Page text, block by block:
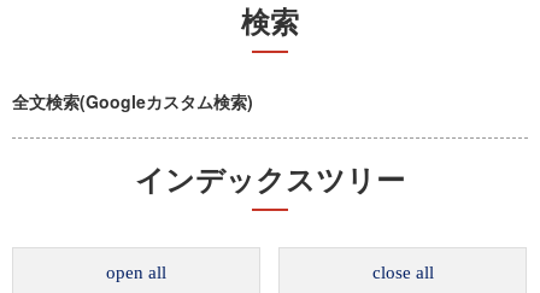
検索
全文検索(Googleカスタム検索)
インデックスツリー
open all close all